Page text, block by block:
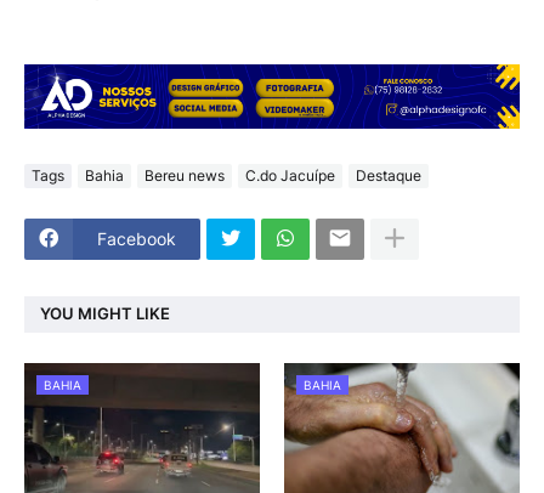
Tags Bahia Bereu news C.do Jacuípe Destaque
Facebook
YOU MIGHT LIKE
BAHIA BAHIA